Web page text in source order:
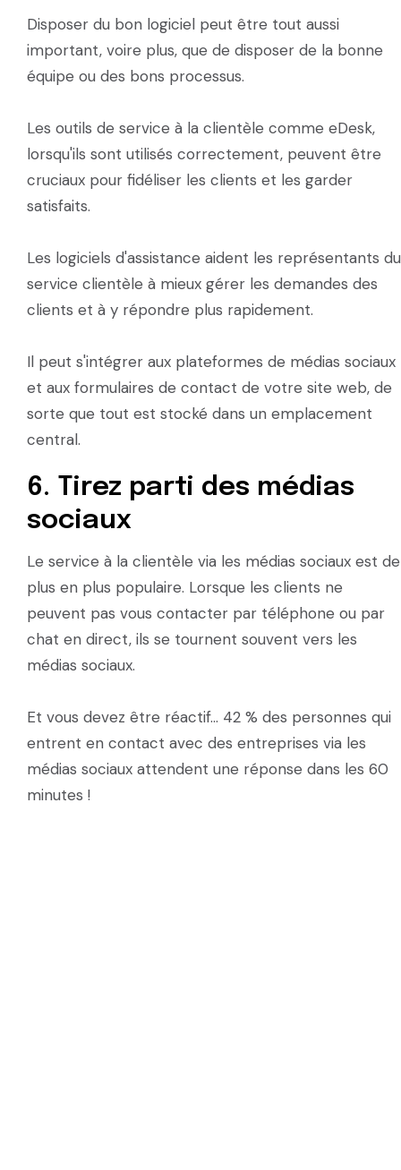
Disposer du bon logiciel peut être tout aussi
important, voire plus, que de disposer de la bonne
équipe ou des bons processus.
Les outils de service à la clientèle comme eDesk,
lorsqu'ils sont utilisés correctement, peuvent être
cruciaux pour fidéliser les clients et les garder
satisfaits.
Les logiciels d'assistance aident les représentants du
service clientèle à mieux gérer les demandes des
clients et à y répondre plus rapidement.
Il peut s'intégrer aux plateformes de médias sociaux
et aux formulaires de contact de votre site web, de
sorte que tout est stocké dans un emplacement
central.
6. Tirez parti des médias
sociaux
Le service à la clientèle via les médias sociaux est de
plus en plus populaire. Lorsque les clients ne
peuvent pas vous contacter par téléphone ou par
chat en direct, ils se tournent souvent vers les
médias sociaux.
Et vous devez être réactif... 42 % des personnes qui
entrent en contact avec des entreprises via les
médias sociaux attendent une réponse dans les 60
minutes !